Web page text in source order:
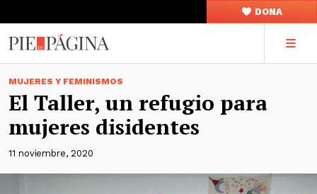
DONA
MUJERES Y FEMINISMOS
El Taller, un refugio para
mujeres disidentes
11 noviembre, 2020